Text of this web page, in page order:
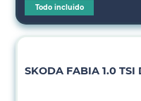
Todo incluido
SKODA FABIA 1.0 TSI